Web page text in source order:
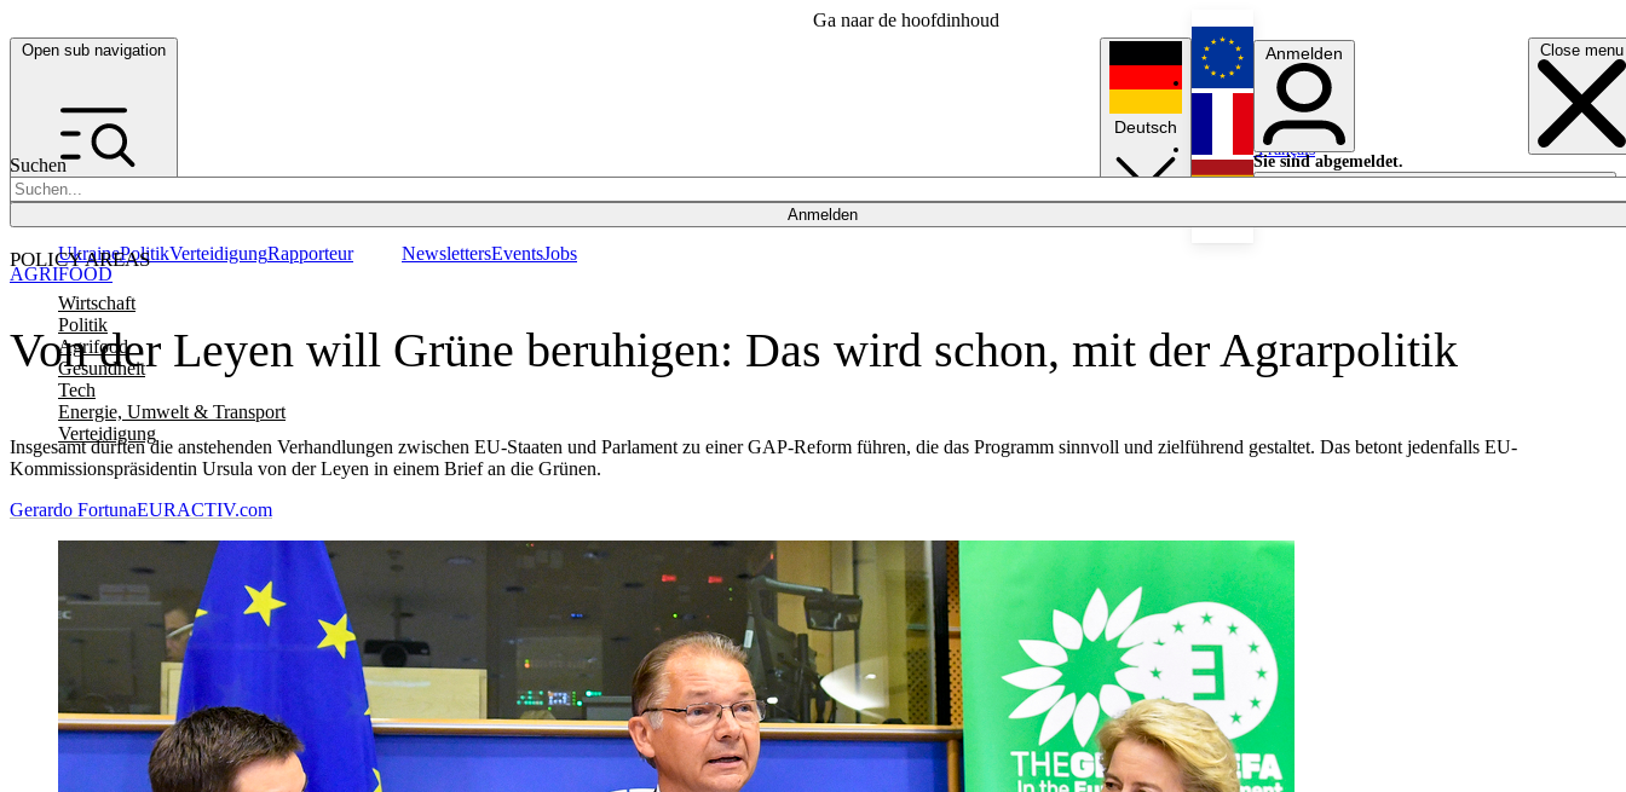
Ga naar de hoofdinhoud
Open sub navigation Close menu
Suchen
Anmelden
POLICY AREAS
Wirtschaft
Politik
Agrifood
Gesundheit
Tech
Energie, Umwelt & Transport
Verteidigung
UkrainePolitikVerteidigungRapporteur NewslettersEventsJobs
Deutsch
English
Français
Anmelden
Sie sind abgemeldet.
Anmelden
Licht aus
Von der Leyen will Grüne beruhigen: Das wird schon, mit der Agrarpolitik
Insgesamt dürften die anstehenden Verhandlungen zwischen EU-Staaten und Parlament zu einer GAP-Reform führen, die das Programm sinnvoll und zielführend gestaltet. Das betont jedenfalls EU-
Kommissionspräsidentin Ursula von der Leyen in einem Brief an die Grünen.
AGRIFOOD
Gerardo FortunaEURACTIV.com